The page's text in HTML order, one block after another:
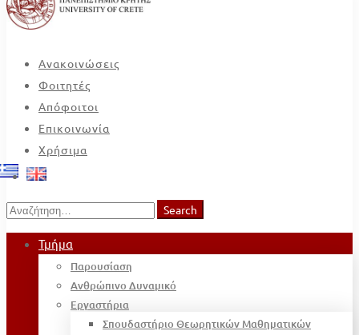
Ανακοινώσεις
Φοιτητές
Απόφοιτοι
Επικοινωνία
Χρήσιμα
Search
for:
Search
Τμήμα
Παρουσίαση
Ανθρώπινο Δυναμικό
Εργαστήρια
Σπουδαστήριο Θεωρητικών Μαθηματικών